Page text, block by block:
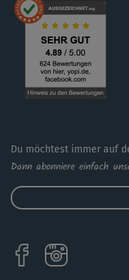
Du möchtest immer auf
Dann abonniere einfach